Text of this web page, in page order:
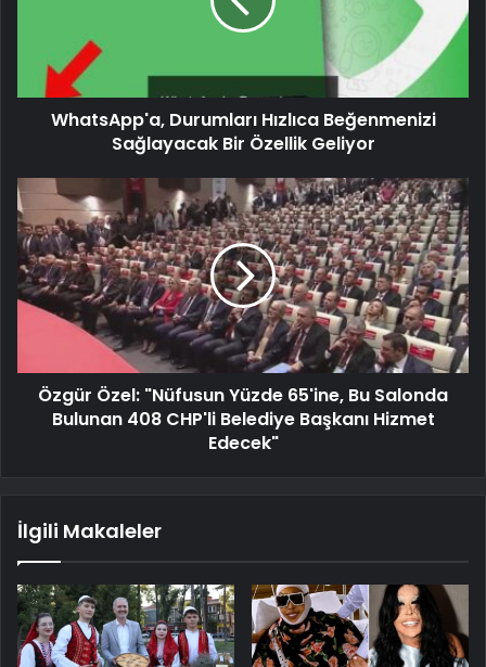
WhatsApp'a, Durumları Hızlıca Beğenmenizi
Sağlayacak Bir Özellik Geliyor
Özgür Özel: "Nüfusun Yüzde 65'ine, Bu Salonda
Bulunan 408 CHP'li Belediye Başkanı Hizmet
Edecek"
İlgili Makaleler